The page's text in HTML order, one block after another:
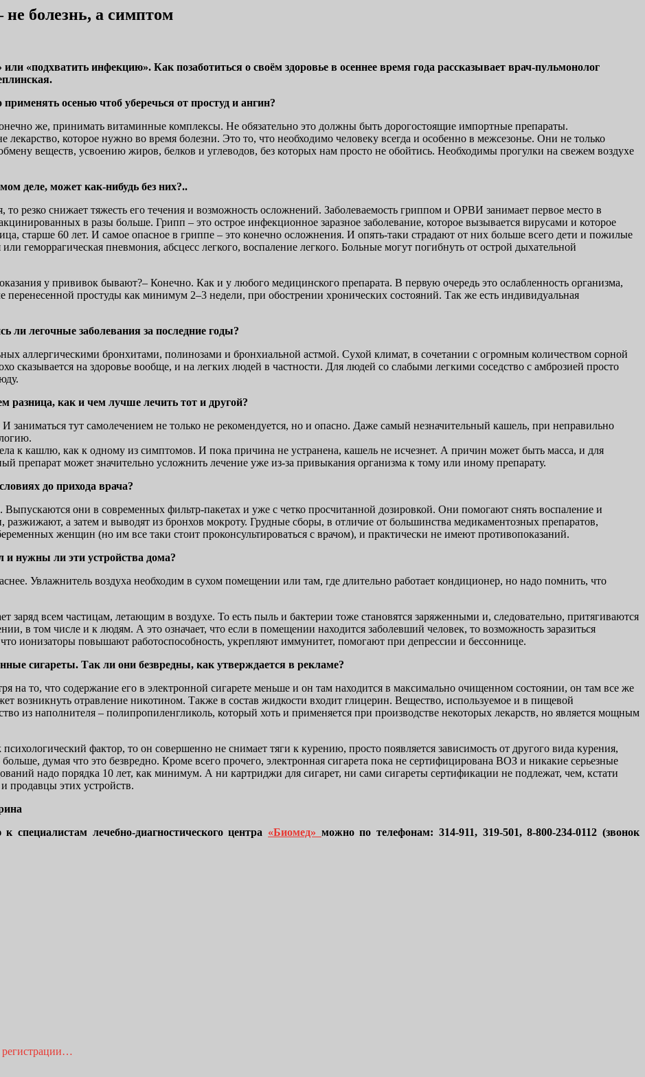
болезнь, а симптом
«подхватить инфекцию». Как позаботиться о своём здоровье в осеннее время года рассказывает врач-пульмонолог
осенью чтоб уберечься от простуд и ангин?
же, принимать витаминные комплексы. Не обязательно это должны быть дорогостоящие импортные препараты.
которое нужно во время болезни. Это то, что необходимо человеку всегда и особенно в межсезонье. Они не только
веществ, усвоению жиров, белков и углеводов, без которых нам просто не обойтись. Необходимы прогулки на свежем воздухе
деле, может как-нибудь без них?..
то резко снижает тяжесть его течения и возможность осложнений. Заболеваемость гриппом и ОРВИ занимает первое место в
в разы больше. Грипп – это острое инфекционное заразное заболевание, которое вызывается вирусами и которое
старше 60 лет. И самое опасное в гриппе – это конечно осложнения. И опять-таки страдают от них больше всего дети и пожилые
геморрагическая пневмония, абсцесс легкого, воспаление легкого. Больные могут погибнуть от острой дыхательной
у прививок бывают?– Конечно. Как и у любого медицинского препарата. В первую очередь это ослабленность организма,
простуды как минимум 2–3 недели, при обострении хронических состояний. Так же есть индивидуальная
ли легочные заболевания за последние годы?
аллергическими бронхитами, полинозами и бронхиальной астмой. Сухой климат, в сочетании с огромным количеством сорной
сказывается на здоровье вообще, и на легких людей в частности. Для людей со слабыми легкими соседство с амброзией просто
разница, как и чем лучше лечить тот и другой?
тут самолечением не только не рекомендуется, но и опасно. Даже самый незначительный кашель, при неправильно
к кашлю, как к одному из симптомов. И пока причина не устранена, кашель не исчезнет. А причин может быть масса, и для
препарат может значительно усложнить лечение уже из-за привыкания организма к тому или иному препарату.
до прихода врача?
они в современных фильтр-пакетах и уже с четко просчитанной дозировкой. Они помогают снять воспаление и
а затем и выводят из бронхов мокроту. Грудные сборы, в отличие от большинства медикаментозных препаратов,
женщин (но им все таки стоит проконсультироваться с врачом), и практически не имеют противопоказаний.
и нужны ли эти устройства дома?
Увлажнитель воздуха необходим в сухом помещении или там, где длительно работает кондиционер, но надо помнить, что
заряд всем частицам, летающим в воздухе. То есть пыль и бактерии тоже становятся заряженными и, следовательно, притягиваются
в том числе и к людям. А это означает, что если в помещении находится заболевший человек, то возможность заразиться
ионизаторы повышают работоспособность, укрепляют иммунитет, помогают при депрессии и бессоннице.
сигареты. Так ли они безвредны, как утверждается в рекламе?
на то, что содержание его в электронной сигарете меньше и он там находится в максимально очищенном состоянии, он там все же
возникнуть отравление никотином. Также в состав жидкости входит глицерин. Вещество, используемое и в пищевой
из наполнителя – полипропиленгликоль, который хоть и применяется при производстве некоторых лекарств, но является мощным
фактор, то он совершенно не снимает тяги к курению, просто появляется зависимость от другого вида курения,
думая что это безвредно. Кроме всего прочего, электронная сигарета пока не сертифицирована ВОЗ и никакие серьезные
надо порядка 10 лет, как минимум. А ни картриджи для сигарет, ни сами сигареты сертификации не подлежат, чем, кстати
продавцы этих устройств.
специалистам лечебно-диагностического центра «Биомед» можно по телефонам: 314-911, 319-501, 8-800-234-0112 (звонок
регистрации…